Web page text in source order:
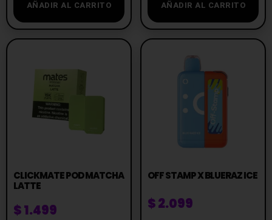
AÑADIR AL CARRITO AÑADIR AL CARRITO
CLICKMATE POD MATCHA
LATTE
$1.499
OFF STAMP X BLUERAZ ICE
$2.099